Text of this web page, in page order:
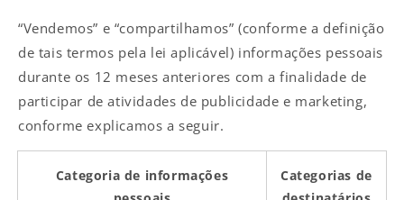
“Vendemos” e “compartilhamos” (conforme a definição
de tais termos pela lei aplicável) informações pessoais
durante os 12 meses anteriores com a finalidade de
participar de atividades de publicidade e marketing,
conforme explicamos a seguir.
Categoria de informações
Categorias de